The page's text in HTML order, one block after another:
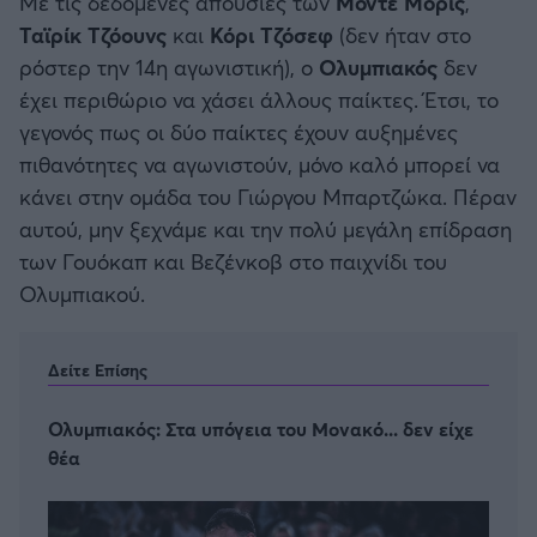
Ταϊρίκ Τζόουνς και Κόρι Τζόσεφ (δεν ήταν στο
ρόστερ την 14η αγωνιστική), ο Ολυμπιακός δεν
έχει περιθώριο να χάσει άλλους παίκτες. Έτσι, το
γεγονός πως οι δύο παίκτες έχουν αυξημένες
πιθανότητες να αγωνιστούν, μόνο καλό μπορεί να
κάνει στην ομάδα του Γιώργου Μπαρτζώκα. Πέραν
αυτού, μην ξεχνάμε και την πολύ μεγάλη επίδραση
των Γουόκαπ και Βεζένκοβ στο παιχνίδι του
Ολυμπιακού.
Δείτε Επίσης
Ολυμπιακός: Στα υπόγεια του Μονακό... δεν είχε
θέα